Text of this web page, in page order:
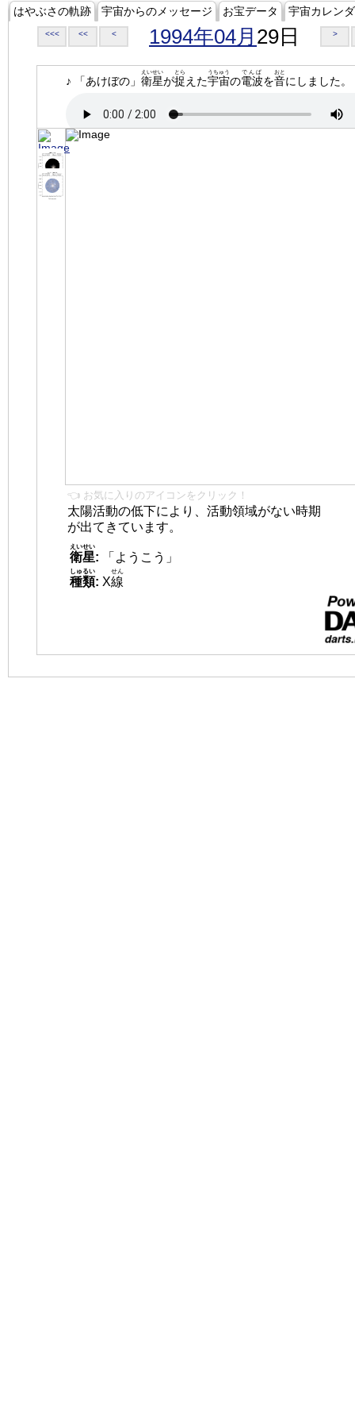
はやぶさの軌跡 宇宙からのメッセージ お宝データ 宇宙カレン
<<< << < 1994年04月 29日 >
♪ 「あけぼの」 衛星
えいせい
が捉
とら
えた宇宙
うちゅう
の電波
でんぱ
を音
おと
にしました。
👈 お気に入りのアイコンをクリック！
太陽活動の低下により、活動領域がない時期
が出てきています。
衛星
えいせい
:
「ようこう」
種類
しゅるい
: X線
せん